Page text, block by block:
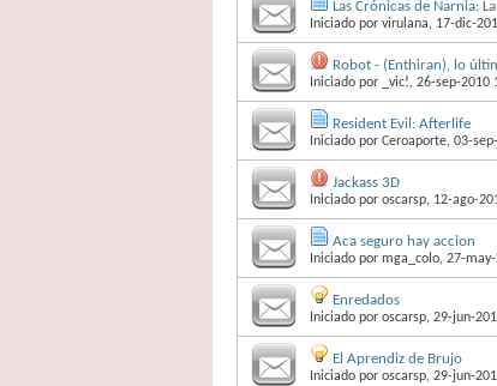
Las Crónicas de Narnia:
Iniciado por virulana, 17-dic-
Robot - (Enthiran), lo
Iniciado por _vic!, 26-sep-2010
Resident Evil: Afterlife
Iniciado por Ceroaporte, 03-
Jackass 3D
Iniciado por oscarsp, 12-ago-
Aca seguro hay accion
Iniciado por mga_colo, 27-
Enredados
Iniciado por oscarsp, 29-jun-
El Aprendiz de Brujo
Iniciado por oscarsp, 29-jun-